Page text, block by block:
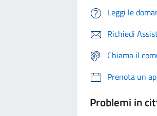
Leggi le
Richiedi
Chiama il
Prenota un
Problemi in